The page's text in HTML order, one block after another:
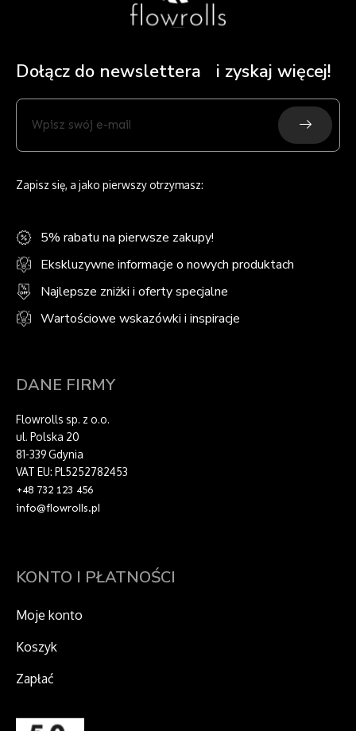
Dołącz do newslettera i zyskaj więcej!
swój
e-
Submit
Zapisz się, a jako pierwszy otrzymasz:
5% rabatu na pierwsze zakupy!
Ekskluzywne informacje o nowych produktach
Najlepsze zniżki i oferty specjalne
Wartościowe wskazówki i inspiracje
DANE FIRMY
Flowrolls sp. z o.o.
ul. Polska 20
81-339 Gdynia
VAT EU: PL5252782453
+48 732 123 456
info@flowrolls.pl
KONTO I PŁATNOŚCI
Moje konto
Koszyk
Zapłać